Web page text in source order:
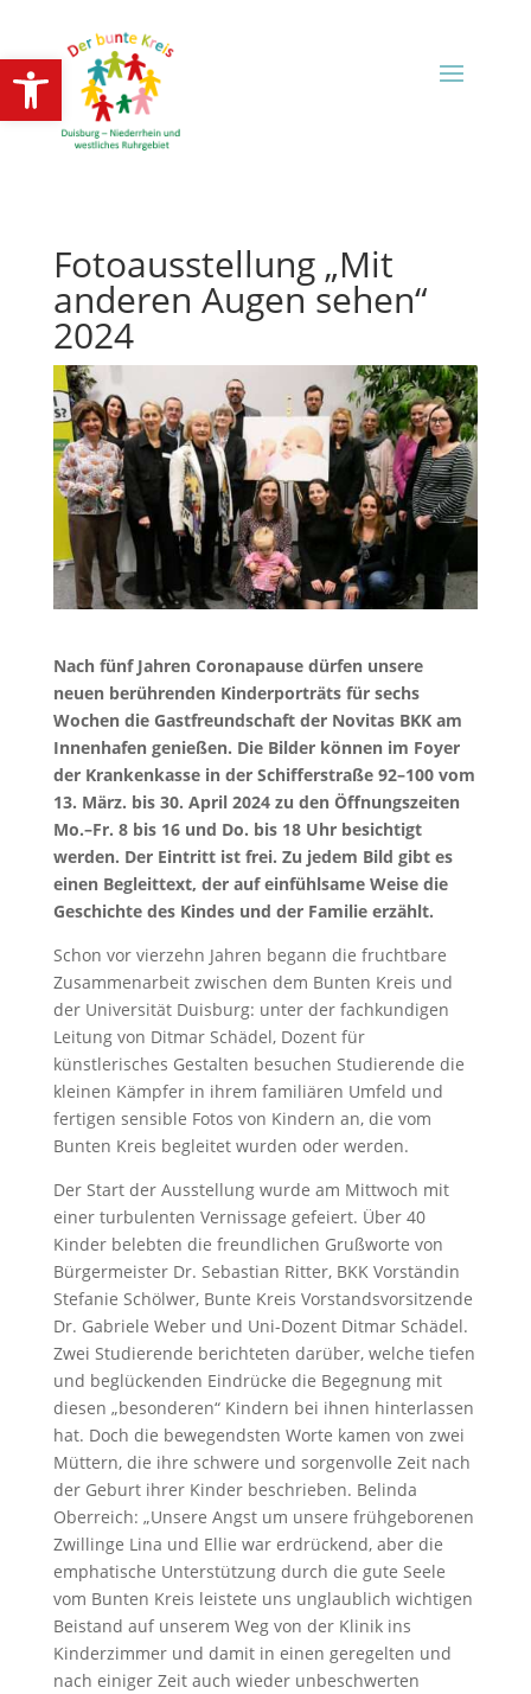
Open toolbar
Fotoausstellung „Mit
anderen Augen sehen“
2024
Nach fünf Jahren Coronapause dürfen unsere
neuen berührenden Kinderporträts für sechs
Wochen die Gastfreundschaft der Novitas BKK am
Innenhafen genießen. Die Bilder können im Foyer
der Krankenkasse in der Schifferstraße 92–100 vom
13. März. bis 30. April 2024 zu den Öffnungszeiten
Mo.–Fr. 8 bis 16 und Do. bis 18 Uhr besichtigt
werden. Der Eintritt ist frei. Zu jedem Bild gibt es
einen Begleittext, der auf einfühlsame Weise die
Geschichte des Kindes und der Familie erzählt.
Schon vor vierzehn Jahren begann die fruchtbare
Zusammenarbeit zwischen dem Bunten Kreis und
der Universität Duisburg: unter der fachkundigen
Leitung von Ditmar Schädel, Dozent für
künstlerisches Gestalten besuchen Studierende die
kleinen Kämpfer in ihrem familiären Umfeld und
fertigen sensible Fotos von Kindern an, die vom
Bunten Kreis begleitet wurden oder werden.
Der Start der Ausstellung wurde am Mittwoch mit
einer turbulenten Vernissage gefeiert. Über 40
Kinder belebten die freundlichen Grußworte von
Bürgermeister Dr. Sebastian Ritter, BKK Vorständin
Stefanie Schölwer, Bunte Kreis Vorstandsvorsitzende
Dr. Gabriele Weber und Uni-Dozent Ditmar Schädel.
Zwei Studierende berichteten darüber, welche tiefen
und beglückenden Eindrücke die Begegnung mit
diesen „besonderen“ Kindern bei ihnen hinterlassen
hat. Doch die bewegendsten Worte kamen von zwei
Müttern, die ihre schwere und sorgenvolle Zeit nach
der Geburt ihrer Kinder beschrieben. Belinda
Oberreich: „Unsere Angst um unsere frühgeborenen
Zwillinge Lina und Ellie war erdrückend, aber die
emphatische Unterstützung durch die gute Seele
vom Bunten Kreis leistete uns unglaublich wichtigen
Beistand auf unserem Weg von der Klinik ins
Kinderzimmer und damit in einen geregelten und
nach einiger Zeit auch wieder unbeschwerten